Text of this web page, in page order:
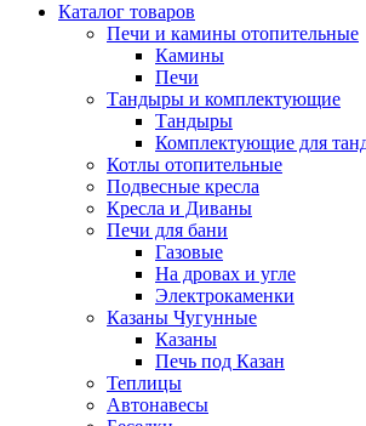
Каталог товаров
Печи и камины отопительные
Камины
Печи
Тандыры и комплектующие
Тандыры
Комплектующие для
Котлы отопительные
Подвесные кресла
Кресла и Диваны
Печи для бани
Газовые
На дровах и угле
Электрокаменки
Казаны Чугунные
Казаны
Печь под Казан
Теплицы
Автонавесы